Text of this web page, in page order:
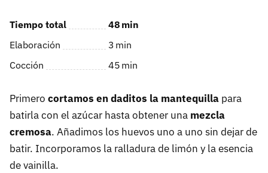
Tiempo total 48 min
Elaboración
3 min
Cocción
45 min
Primero cortamos en daditos la mantequilla para
batirla con el azúcar hasta obtener una mezcla
cremosa. Añadimos los huevos uno a uno sin dejar de
batir. Incorporamos la ralladura de limón y la esencia
de vainilla.